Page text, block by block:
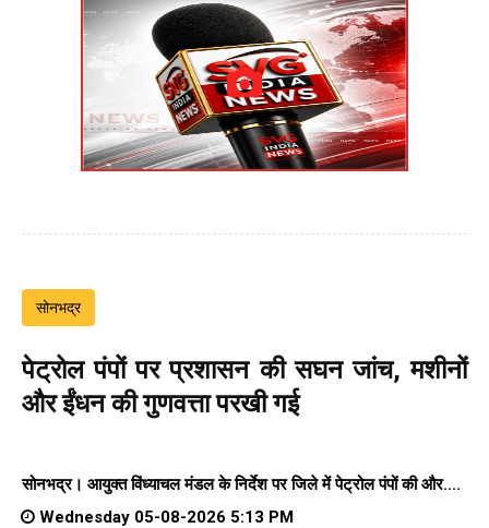
सोनभद्र
पेट्रोल पंपों पर प्रशासन की सघन जांच, मशीनों
और ईंधन की गुणवत्ता परखी गई
सोनभद्र। आयुक्त विंध्याचल मंडल के निर्देश पर जिले में पेट्रोल पंपों की और....
Wednesday 05-08-2026 5:13 PM